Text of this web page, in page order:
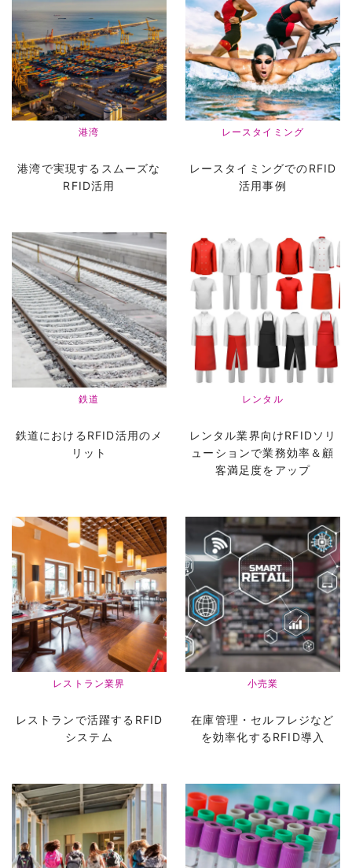
港湾
港湾で実現するスムーズな
RFID活用
レースタイミング
レースタイミングでのRFID
活用事例
鉄道
鉄道におけるRFID活用のメ
リット
レンタル
レンタル業界向けRFIDソリ
ューションで業務効率＆顧
客満足度をアップ
レストラン業界
レストランで活躍するRFID
システム
小売業
在庫管理・セルフレジなど
を効率化するRFID導入